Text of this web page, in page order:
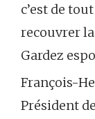
c’est de
recouvrer
Gardez
François-
Président